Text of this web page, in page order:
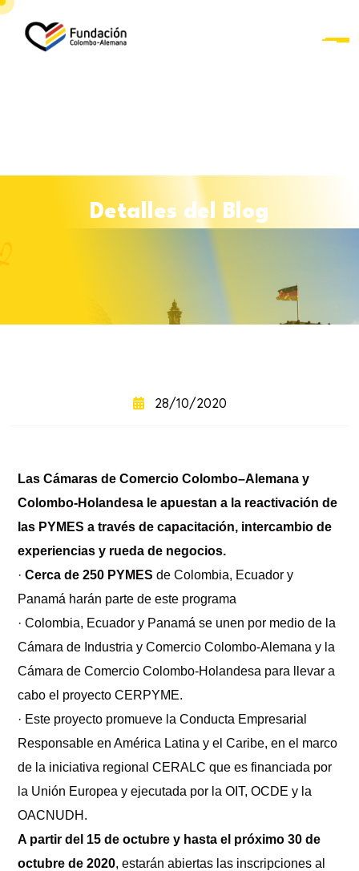
Curso
online
+ diurnos
Detalles del Blog
28/10/2020
Las Cámaras de Comercio Colombo–Alemana y
Colombo-Holandesa le apuestan a la reactivación de
las PYMES a través de capacitación, intercambio de
experiencias y rueda de negocios.
· Cerca de 250 PYMES de Colombia, Ecuador y
Panamá harán parte de este programa
· Colombia, Ecuador y Panamá se unen por medio de la
Cámara de Industria y Comercio Colombo-Alemana y la
Cámara de Comercio Colombo-Holandesa para llevar a
cabo el proyecto CERPYME.
· Este proyecto promueve la Conducta Empresarial
Responsable en América Latina y el Caribe, en el marco
de la iniciativa regional CERALC que es financiada por
la Unión Europea y ejecutada por la OIT, OCDE y la
OACNUDH.
A partir del 15 de octubre y hasta el próximo 30 de
octubre de 2020, estarán abiertas las inscripciones al